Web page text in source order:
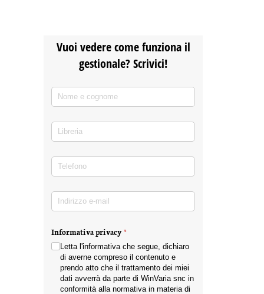
Vuoi vedere come funziona il
gestionale? Scrivici!
Nome e cognome
Libreria
Telefono
Indirizzo e-mail(richiesto)
Informativa privacy*
(richiesto)
Letta l'informativa che segue, dichiaro
di averne compreso il contenuto e
prendo atto che il trattamento dei miei
dati avverrà da parte di WinVaria snc in
conformità alla normativa in materia di